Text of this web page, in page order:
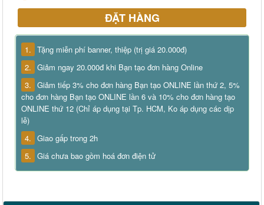
ĐẶT HÀNG
1. Tặng miễn phí banner, thiệp (trị giá 20.000đ)
2. Giảm ngay 20.000đ khi Bạn tạo đơn hàng Online
3. Giảm tiếp 3% cho đơn hàng Bạn tạo ONLINE lần thứ 2, 5%
cho đơn hàng Bạn tạo ONLINE lần 6 và 10% cho đơn hàng tạo
ONLINE thứ 12 (Chỉ áp dụng tại Tp. HCM, Ko áp dụng các dịp
lễ)
4. Giao gấp trong 2h
5. Giá chưa bao gồm hoá đơn điện tử